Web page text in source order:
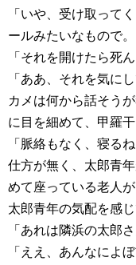
「いや、受け取って
ールみたいなもので。
「それを開けたら死
「ああ、それを気にし
カメは何から話そう
に目を細めて、甲羅干
「脈絡もなく、寝るね
仕方が無く、太郎青
めて座っている老人が
太郎青年の気配を感
「あれは隣浜の太郎
「ええ、あんなによ